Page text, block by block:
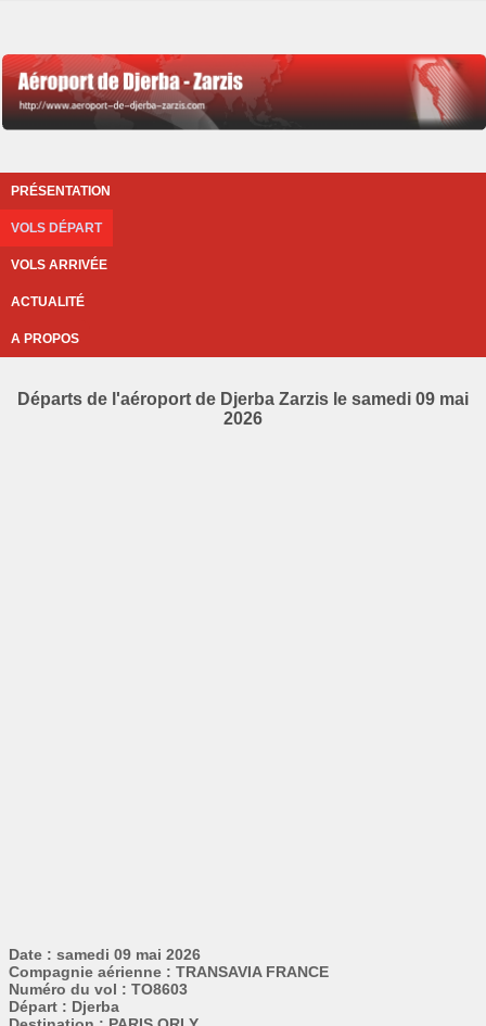
PRÉSENTATION
VOLS DÉPART
VOLS ARRIVÉE
ACTUALITÉ
A PROPOS
Départs de l'aéroport de Djerba Zarzis le samedi 09 mai
2026
Date : samedi 09 mai 2026
Compagnie aérienne : TRANSAVIA FRANCE
Numéro du vol : TO8603
Départ : Djerba